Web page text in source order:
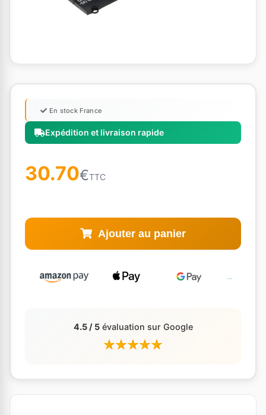
Expédition et livraison rapide
En stock France
30.70€TTC
Ajouter au panier
4.5 / 5évaluation sur Google